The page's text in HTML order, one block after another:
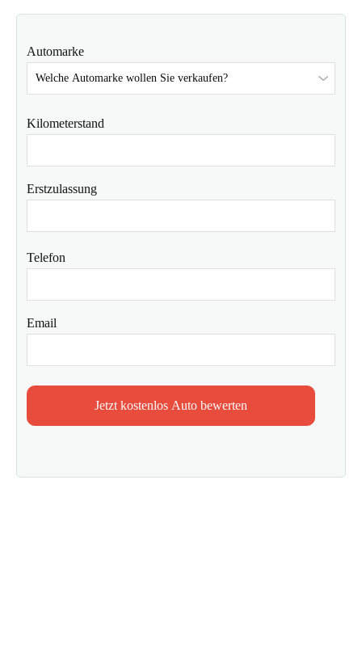
Automarke
Kilometerstand
Erstzulassung
Telefon
Email
Jetzt kostenlos Auto bewerten